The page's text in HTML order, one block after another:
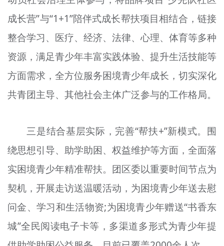
成长营”与“1+1”陪伴式成长帮扶项目相结合，链接
整合学习、医疗、经济、法律、心理、体育等多种
资源，满足青少年丰富实践体验、提升生活技能等
方面需求，全方位服务困境青少年成长，切实深化
共青团主导、其他社会主体广泛参与的工作格局。
三是结合基层实际，完善“帮扶+”新模式。围
绕思想引导、助学助困、权益维护等方面，全面落
实困境青少年精准帮扶。团区委以重要时间节点为
契机，开展走访送温暖活动，为困境青少年送去慰
问金、学习和生活物资;为困境青少年赠送“书香东
城”全民阅读电子卡等，多渠道多形式为青少年提